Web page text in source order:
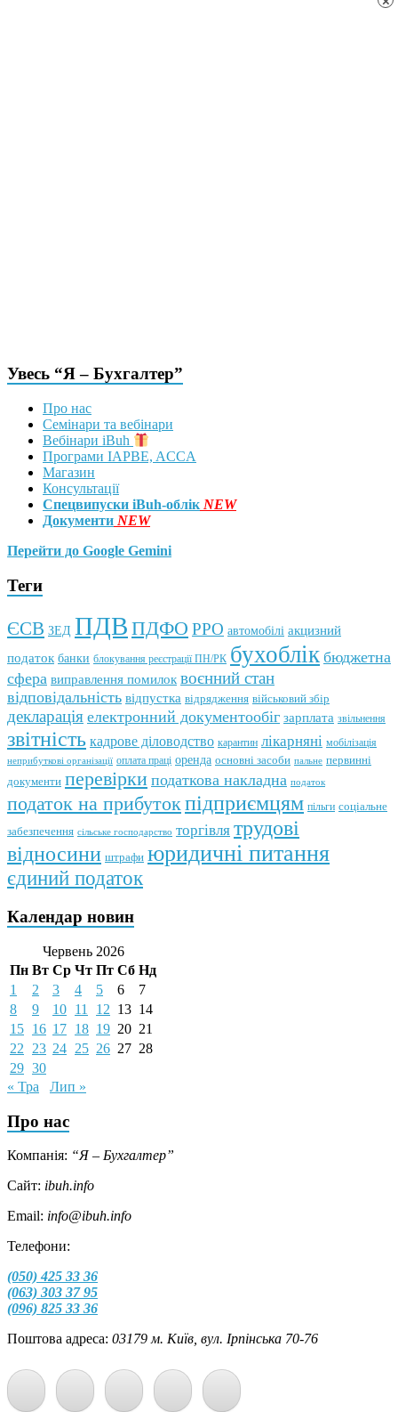
Увесь “Я – Бухгалтер”
Про нас
Семінари та вебінари
Вебінари iBuh
Програми IAPBE, ACCA
Магазин
Консультації
Спецвипуски iBuh-облік NEW
Документи NEW
Перейти до Google Gemini
Теги
ЄСВ ЗЕД ПДВ ПДФО РРО автомобілі акцизний
податок банки блокування реєстрації ПН/РК бухоблік бюджетна
сфера виправлення помилок воєнний стан
відповідальність відпустка відрядження військовий збір
декларація електронний документообіг зарплата звільнення
звітність кадрове діловодство карантин лікарняні мобілізація
неприбуткові організації оплата праці оренда основні засоби пальне первинні
документи перевірки податкова накладна податок
податок на прибутокпідприємцям пільги соціальне
забезпечення сільське господарство торгівля трудові
відносини штрафи юридичні питання
єдиний податок
Календар новин
Червень 2026
Пн Вт Ср Чт Пт Сб Нд
1
2 3 4 5 6
7
8
9 10 11 12 13 14
15 16 17 18 19 20 21
22
23 24 25 26 27 28
29 30
« Тра
Лип »
Про нас
Компанія: “Я – Бухгалтер”
Сайт: ibuh.info
Email: info@ibuh.info
Телефони:
(050) 425 33 36
(063) 303 37 95
(096) 825 33 36
Поштова адреса: 03179 м. Київ, вул. Ірпінська 70-76